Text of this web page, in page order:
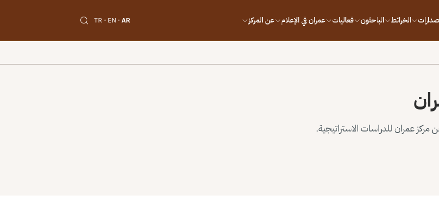
الخرائط الباحثون فعاليات عمران في الإعلام عن المركز AR
EN
TR
عمران للدراسات الاستراتيجية.